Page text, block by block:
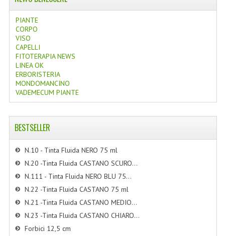
PIANTE
CORPO
VISO
CAPELLI
FITOTERAPIA NEWS
LINEA OK
ERBORISTERIA
MONDOMANCINO
VADEMECUM PIANTE
BESTSELLER
N.10 - Tinta Fluida NERO 75 ml
N.20 -Tinta Fluida CASTANO SCURO...
N.111 - Tinta Fluida NERO BLU 75...
N.22 -Tinta Fluida CASTANO 75 ml
N.21 -Tinta Fluida CASTANO MEDIO...
N.23 -Tinta Fluida CASTANO CHIARO...
Forbici 12,5 cm